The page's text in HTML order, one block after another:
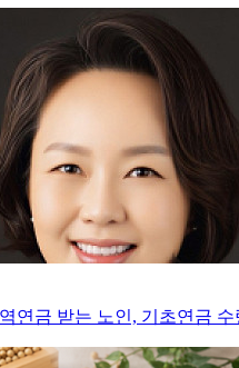
연금 받는 노인, 기초연금